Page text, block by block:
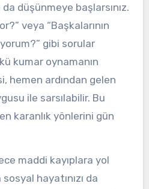
düşünmeye başlarsınız.
veya “Başkalarının
gibi sorular
kumar oynamanın
hemen ardından gelen
ile sarsılabilir. Bu
karanlık yönlerini gün
maddi kayıplara yol
hayatınızı da